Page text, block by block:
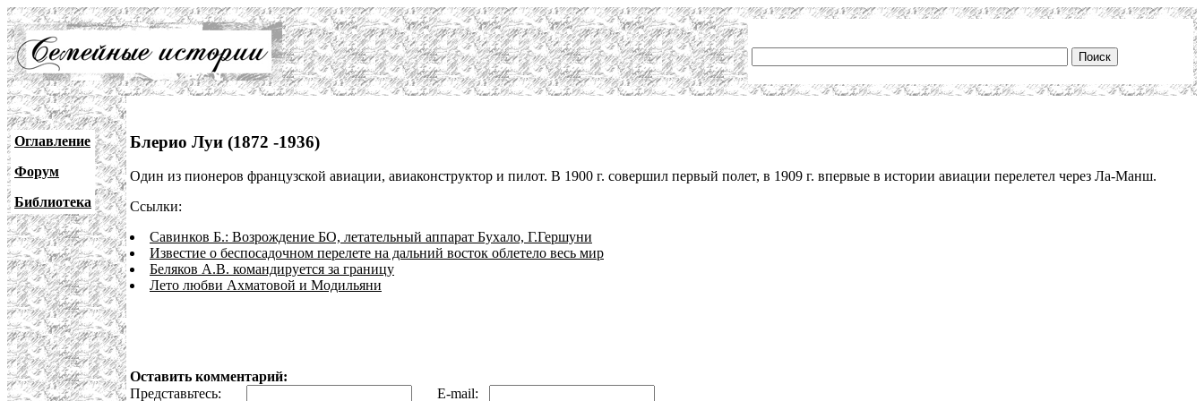
Оглавление
Форум
Библиотека
Блерио Луи (1872 -1936)
Один из пионеров французской авиации, авиаконструктор и пилот. В 1900 г. совершил первый полет, в 1909 г. впервые в истории авиации перелетел через Ла-Манш.
Ссылки:
Савинков Б.: Возрождение БО, летательный аппарат Бухало, Г.Гершуни
Известие о беспосадочном перелете на дальний восток облетело весь мир
Беляков А.В. командируется за границу
Лето любви Ахматовой и Модильяни
Оставить комментарий:
Представьтесь:
E-mail: